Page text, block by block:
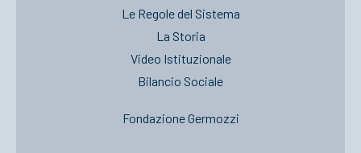
Le Regole del Sistema
La Storia
Video Istituzionale
Bilancio Sociale
Fondazione Germozzi